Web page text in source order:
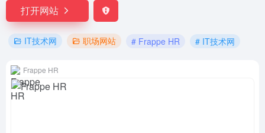
打开网站
IT技术网 职场网站 # Frappe HR # IT技术网
Frappe HR